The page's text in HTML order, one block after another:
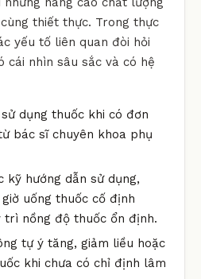
thiết thực. Trong thực
yếu tố liên quan đòi hỏi
cái nhìn sâu sắc và có hệ
dụng thuốc khi có đơn
bác sĩ chuyên khoa phụ
kỹ hướng dẫn sử dụng,
uống thuốc cố định
trì nồng độ thuốc ổn định.
tự ý tăng, giảm liều hoặc
khi chưa có chỉ định lâm